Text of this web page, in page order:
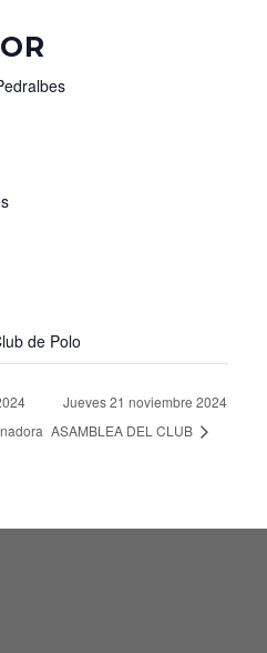
de Polo
Jueves 21 noviembre 2024
ASAMBLEA DEL CLUB